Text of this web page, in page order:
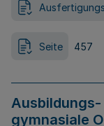
Seite 457
gymnasiale